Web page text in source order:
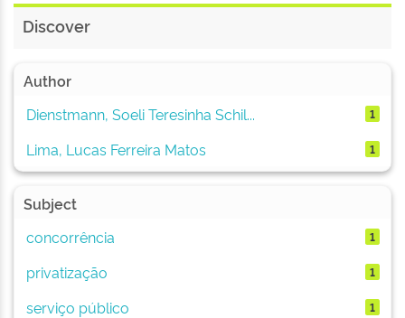
Discover
Author
Dienstmann, Soeli Teresinha Schil...
1
Lima, Lucas Ferreira Matos 1
Subject
concorrência
1
privatização 1
serviço público 1